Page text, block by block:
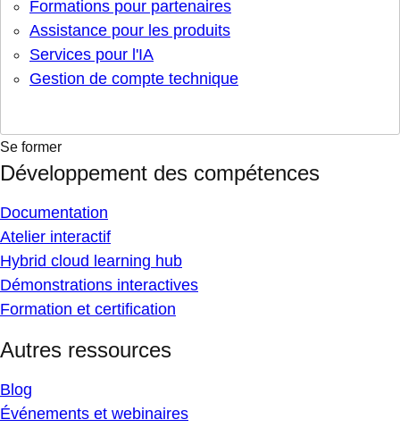
Formations pour partenaires
Assistance pour les produits
Services pour l'IA
Gestion de compte technique
Se former
Développement des compétences
Documentation
Atelier interactif
Hybrid cloud learning hub
Démonstrations interactives
Formation et certification
Autres ressources
Blog
Événements et webinaires